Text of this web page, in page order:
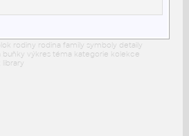
rodiny rodina family symboly detaily
buňky výkres téma kategorie kolekce